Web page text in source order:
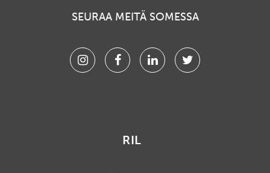
SEURAA MEITÄ SOMESSA
InstagramFacebookLinkedinTwitter
RIL